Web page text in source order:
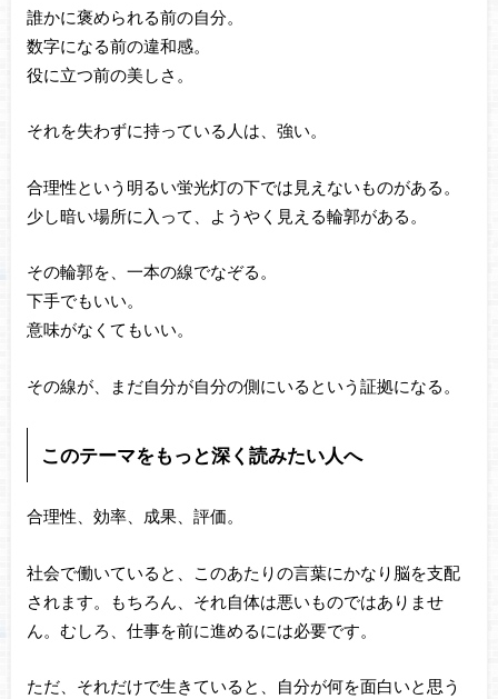
誰かに褒められる前の自分。
数字になる前の違和感。
役に立つ前の美しさ。
それを失わずに持っている人は、強い。
合理性という明るい蛍光灯の下では見えないものがある。
少し暗い場所に入って、ようやく見える輪郭がある。
その輪郭を、一本の線でなぞる。
下手でもいい。
意味がなくてもいい。
その線が、まだ自分が自分の側にいるという証拠になる。
このテーマをもっと深く読みたい人へ
合理性、効率、成果、評価。
社会で働いていると、このあたりの言葉にかなり脳を支配
されます。もちろん、それ自体は悪いものではありませ
ん。むしろ、仕事を前に進めるには必要です。
ただ、それだけで生きていると、自分が何を面白いと思う